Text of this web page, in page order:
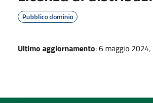
Pubblico dominio
Ultimo aggiornamento: 6 maggio